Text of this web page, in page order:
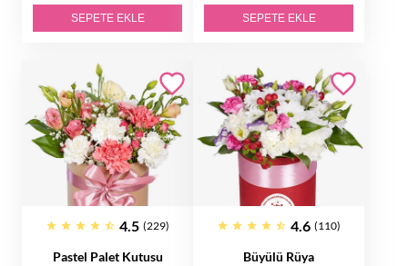
SEPETE EKLE SEPETE EKLE
4.5 (229)
Pastel Palet Kutusu
4.6 (110)
Büyülü Rüya